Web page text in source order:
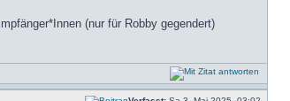
(nur für Robby gegendert)